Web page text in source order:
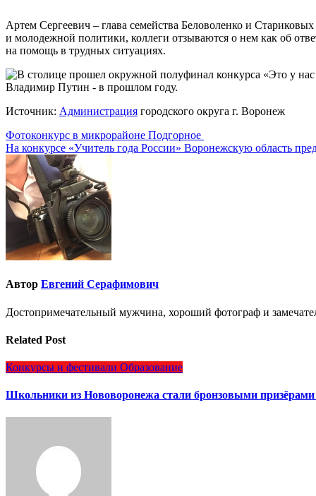
Артем Сергеевич – глава семейства Беловоленко и
и молодежной политики, коллеги отзываются о нем как об
на помощь в трудных ситуациях.
Источник: Администрация городского округа г. Воронеж
Навигация
по
записям
Фотоконкурс в микрорайоне Подгорное
На конкурсе «Учитель года России» Воронежскую область
Автор Евгений Серафимович
Достопримечательный мужчина, хороший фотограф и
Related Post
Конкурсы и фестивали Образование
Школьники из Нововоронежа стали бронзовыми призёрами